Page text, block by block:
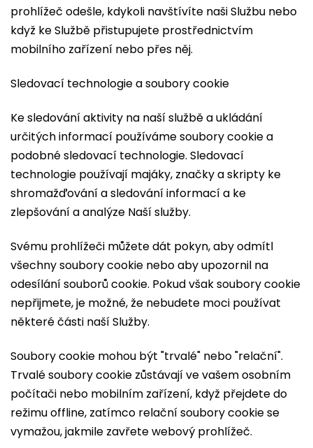
prohlížeč odešle, kdykoli navštívíte naši Službu nebo
když ke Službě přistupujete prostřednictvím
mobilního zařízení nebo přes něj.
Sledovací technologie a soubory cookie
Ke sledování aktivity na naší službě a ukládání
určitých informací používáme soubory cookie a
podobné sledovací technologie. Sledovací
technologie používají majáky, značky a skripty ke
shromažďování a sledování informací a ke
zlepšování a analýze Naší služby.
Svému prohlížeči můžete dát pokyn, aby odmítl
všechny soubory cookie nebo aby upozornil na
odesílání souborů cookie. Pokud však soubory cookie
nepřijmete, je možné, že nebudete moci používat
některé části naší Služby.
Soubory cookie mohou být "trvalé" nebo "relační".
Trvalé soubory cookie zůstávají ve vašem osobním
počítači nebo mobilním zařízení, když přejdete do
režimu offline, zatímco relační soubory cookie se
vymažou, jakmile zavřete webový prohlížeč.